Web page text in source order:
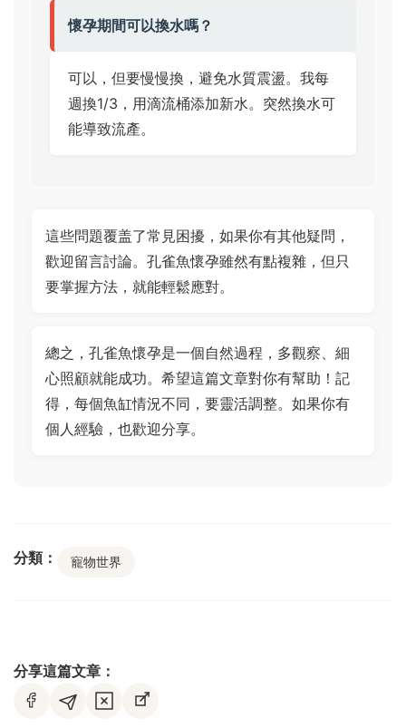
懷孕期間可以換水嗎？
可以，但要慢慢換，避免水質震盪。我每
週換1/3，用滴流桶添加新水。突然換水可
能導致流產。
這些問題覆盖了常見困擾，如果你有其他疑問，
歡迎留言討論。孔雀魚懷孕雖然有點複雜，但只
要掌握方法，就能輕鬆應對。
總之，孔雀魚懷孕是一個自然過程，多觀察、細
心照顧就能成功。希望這篇文章對你有幫助！記
得，每個魚缸情況不同，要靈活調整。如果你有
個人經驗，也歡迎分享。
分類： 寵物世界
分享這篇文章：